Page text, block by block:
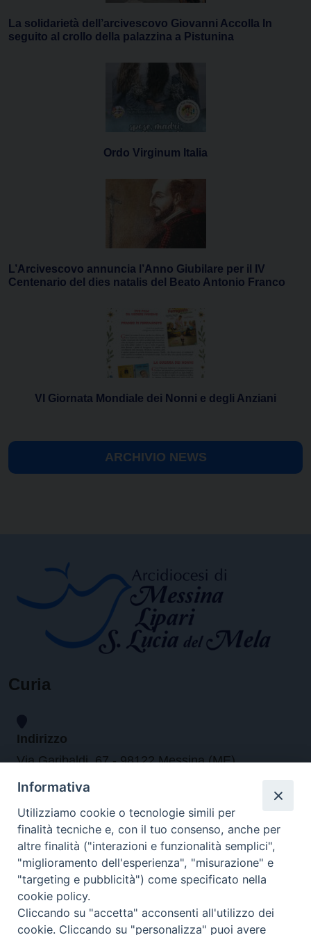
La solidarietà dell’arcivescovo Giovanni Accolla In
seguito al crollo della palazzina a Pistunina
Ordo Virginum Italia
L’Arcivescovo annuncia l’Anno Giubilare per il IV
Centenario del dies natalis del Beato Antonio Franco
VI Giornata Mondiale dei Nonni e degli Anziani
ARCHIVIO NEWS
Curia
Indirizzo
Via Garibaldi, 67 - 98122 Messina (ME)
Orari
da lunedi al venerdi dalle ore 9.30 alle 12.30
Contatti
Tel. 090.6684111 - Fax. 090.6684206
Informativa
Utilizziamo cookie o tecnologie simili per
finalità tecniche e, con il tuo consenso, anche per
altre finalità ("interazioni e funzionalità semplici",
"miglioramento dell'esperienza", "misurazione" e
"targeting e pubblicità") come specificato nella
cookie policy.
Cliccando su "accetta" acconsenti all'utilizzo dei
cookie. Cliccando su "personalizza" puoi avere